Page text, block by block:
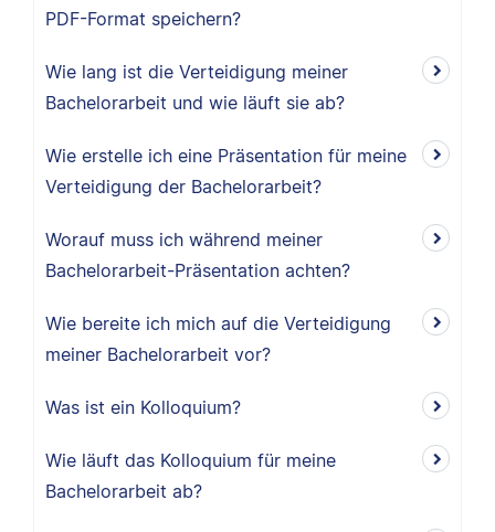
PDF-Format speichern?
Wie lang ist die Verteidigung meiner
Bachelorarbeit und wie läuft sie ab?
Wie erstelle ich eine Präsentation für meine
Verteidigung der Bachelorarbeit?
Worauf muss ich während meiner
Bachelorarbeit-Präsentation achten?
Wie bereite ich mich auf die Verteidigung
meiner Bachelorarbeit vor?
Was ist ein Kolloquium?
Wie läuft das Kolloquium für meine
Bachelorarbeit ab?